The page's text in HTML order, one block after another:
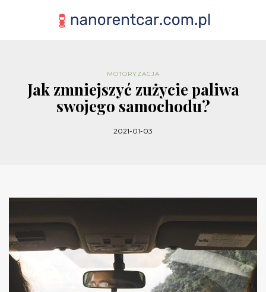
MOTORYZACJA
Jak zmniejszyć zużycie paliwa
swojego samochodu?
2021-01-03